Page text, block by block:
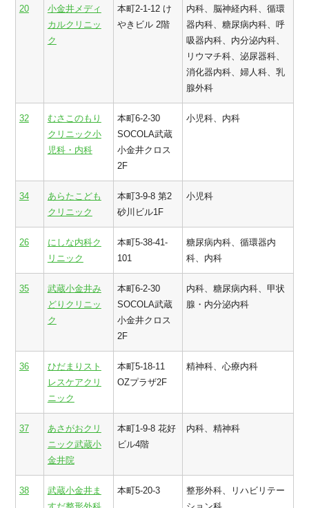
20
小金井メディ
カルクリニッ
ク
本町2-1-12 け
やきビル 2階
内科、脳神経内科、循環
器内科、糖尿病内科、呼
吸器内科、内分泌内科、
リウマチ科、泌尿器科、
消化器内科、婦人科、乳
腺外科
32
むさこのもり
クリニック小
児科・内科
本町6-2-30
SOCOLA武蔵
小金井クロス
2F
小児科、内科
34
あらたこども
クリニック
本町3-9-8 第2
砂川ビル1F
小児科
26
にしな内科ク
リニック
本町5-38-41-
101
糖尿病内科、循環器内
科、内科
35
武蔵小金井み
どりクリニッ
ク
本町6-2-30
SOCOLA武蔵
小金井クロス
2F
内科、糖尿病内科、甲状
腺・内分泌内科
36
ひだまりスト
レスケアクリ
ニック
本町5-18-11
OZプラザ2F
精神科、心療内科
37
あさがおクリ
ニック武蔵小
金井院
本町1-9-8 花好
ビル4階
内科、精神科
38
武蔵小金井ま
本町5-20-3
整形外科、リハビリテー